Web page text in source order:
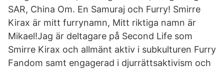
SAR, China Om. En Samuraj och Furry! Smirre
Kirax är mitt furrynamn, Mitt riktiga namn är
Mikael!Jag är deltagare på Second Life som
Smirre Kirax och allmänt aktiv i subkulturen Furry
Fandom samt engagerad i djurrättsaktivism och